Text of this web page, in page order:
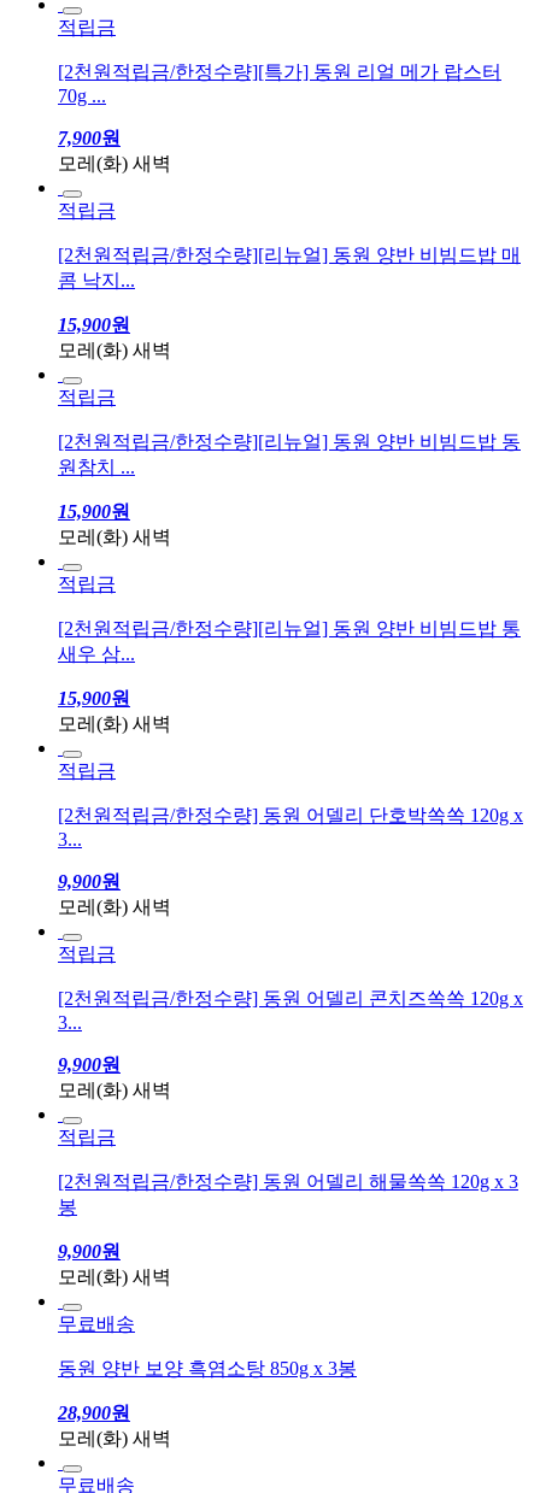
모레(화) 새벽
적립금
[2천원적립금/한정수량][특가] 동원 리얼 메가 랍스터
70g ...
7,900원
모레(화) 새벽
적립금
[2천원적립금/한정수량][리뉴얼] 동원 양반 비빔드밥 매
콤 낙지...
15,900원
모레(화) 새벽
적립금
[2천원적립금/한정수량][리뉴얼] 동원 양반 비빔드밥 동
원참치 ...
15,900원
모레(화) 새벽
적립금
[2천원적립금/한정수량][리뉴얼] 동원 양반 비빔드밥 통
새우 삼...
15,900원
모레(화) 새벽
적립금
[2천원적립금/한정수량] 동원 어델리 단호박쏙쏙 120g x
3...
9,900원
모레(화) 새벽
적립금
[2천원적립금/한정수량] 동원 어델리 콘치즈쏙쏙 120g x
3...
9,900원
모레(화) 새벽
적립금
[2천원적립금/한정수량] 동원 어델리 해물쏙쏙 120g x 3
9,900원
모레(화) 새벽
무료배송
동원 양반 보양 흑염소탕 850g x 3봉
28,900원
모레(화) 새벽